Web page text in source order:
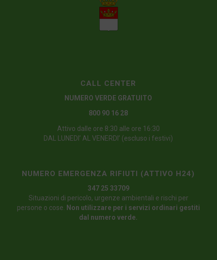
CALL CENTER
NUMERO VERDE GRATUITO
800 90 16 28
Attivo dalle ore 8:30 alle ore 16:30
DAL LUNEDI’ AL VENERDI’ (escluso i festivi)
NUMERO EMERGENZA RIFIUTI (ATTIVO H24)
347 25 33709
Situazioni di pericolo, urgenze ambientali e rischi per
persone o cose.
Non utilizzare per i servizi ordinari gestiti
dal numero verde.